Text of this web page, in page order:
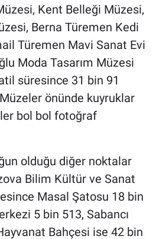
Kent Belleği Müzesi,
Berna Türemen Kedi
Türemen Mavi Sanat Evi
Moda Tasarım Müzesi
süresince 31 bin 91
önünde kuyruklar
bol bol fotoğraf
olduğu diğer noktalar
Bilim Kültür ve Sanat
Masal Şatosu 18 bin
5 bin 513, Sabancı
Bahçesi ise 42 bin